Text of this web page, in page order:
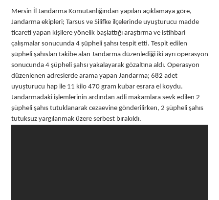
Mersin İl Jandarma Komutanlığından yapılan açıklamaya göre,
Jandarma ekipleri; Tarsus ve Silifke ilçelerinde uyuşturucu madde
ticareti yapan kişilere yönelik başlattığı araştırma ve istihbari
çalışmalar sonucunda 4 şüpheli şahsı tespit etti. Tespit edilen
şüpheli şahısları takibe alan Jandarma düzenlediği iki ayrı operasyon
sonucunda 4 şüpheli şahsı yakalayarak gözaltına aldı. Operasyon
düzenlenen adreslerde arama yapan Jandarma; 682 adet
uyuşturucu hap ile 11 kilo 470 gram kubar esrara el koydu.
Jandarmadaki işlemlerinin ardından adli makamlara sevk edilen 2
şüpheli şahıs tutuklanarak cezaevine gönderilirken, 2 şüpheli şahıs
tutuksuz yargılanmak üzere serbest bırakıldı.